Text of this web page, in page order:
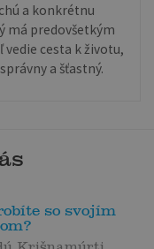
a konkrétnu
má predovšetkým
cesta k životu,
a šťastný.
so svojím
Krišnamúrti